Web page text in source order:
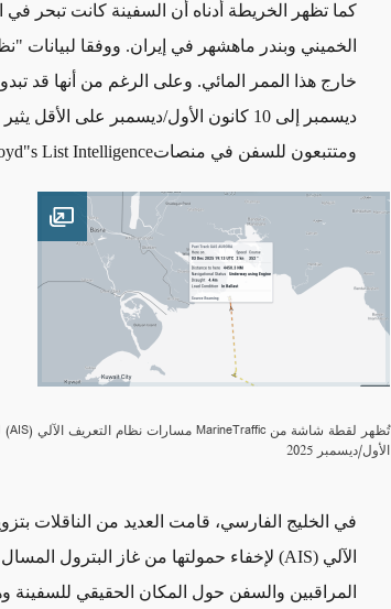
كما تظهر الخريطة أدناه أن السفينة كانت تبحر في
الخميني وبندر ماهشهر في إيران. ووفقا لبيانات
خارج هذا الممر المائي.
ديسمبر إلى 10 كانون الأول/ديسمبر على الأقل يثير الشكوك
ومتتبعون للسفن في منصاتList Intelligence
image
الأول/ديسمبر 2025
في الخليج الفارسي، قامت العديد من الناقلات
الآلي(AIS) لإخفاء حمولتها من غاز البترول المسال
المراقبين والسفن حول المكان الحقيقي للسفينة